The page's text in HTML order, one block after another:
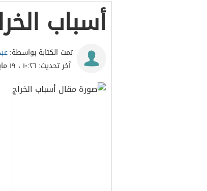
أسباب
تمت الكتابة بواسطة:
آخر تحديث: ١٠:٢٦ ، ١٩ مايو ٢٠١٩